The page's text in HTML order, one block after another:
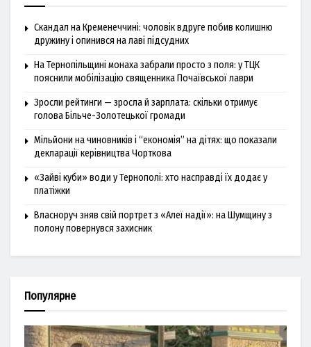
Скандал на Кременеччині: чоловік вдруге побив колишню
дружину і опинився на лаві підсудних
На Тернопільщині монаха забрали просто з поля: у ТЦК
пояснили мобілізацію священника Почаївської лаври
Зросли рейтинги — зросла й зарплата: скільки отримує
голова Більче-Золотецької громади
Мільйони на чиновників і “економія” на дітях: що показали
декларації керівництва Чорткова
«Зайві куби» води у Тернополі: хто насправді їх додає у
платіжки
Власноруч зняв свій портрет з «Алеї надії»: на Шумщину з
полону повернувся захисник
Популярне